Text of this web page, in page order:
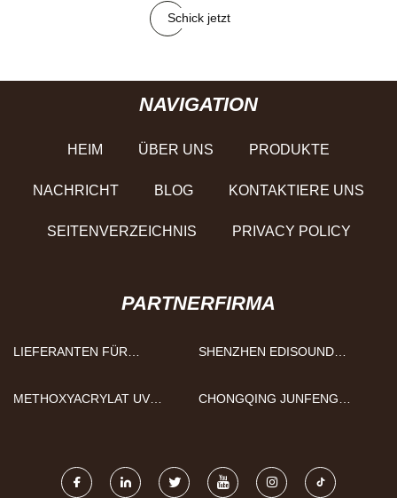
Schick jetzt
NAVIGATION
HEIM ÜBER UNS PRODUKTE
NACHRICHT BLOG KONTAKTIERE UNS
SEITENVERZEICHNIS PRIVACY POLICY
PARTNERFIRMA
LIEFERANTEN FÜR
SHENZHEN EDISOUND
AUSRÜSTUNG CO., LTD
METHOXYACRYLAT UV
CHONGQING JUNFENG